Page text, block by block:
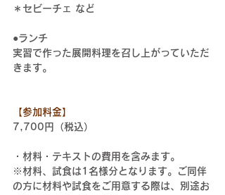
＊ セビーチェ など
●ランチ
実習で作った展開料理を召し上がっていただ
きます。
【参加料金】
7,700円（税込）
・材料・テキストの費用を含みます。
※材料、試食は1名様分となります。ご同伴
の方に材料や試食をご用意する際は、別途お